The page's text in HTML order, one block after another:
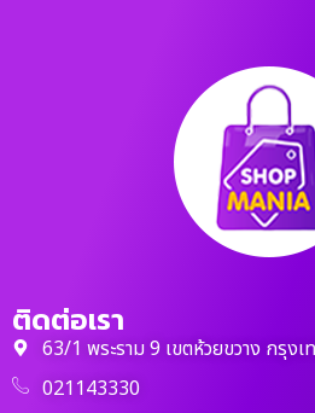
ติดต่อเรา
63/1 พระราม 9 เขตห้วยขวาง กรุง
021143330